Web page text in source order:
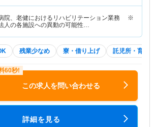
院、老健におけるリハビリテーション業務 ※
人の各施設への異動の可能性…
残業少なめ 寮・借り上げ 託児所・育児
この求人を問い合わせる
詳細を見る